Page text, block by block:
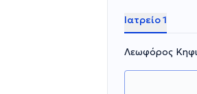
Ιατρείο 1
Λεωφόρος